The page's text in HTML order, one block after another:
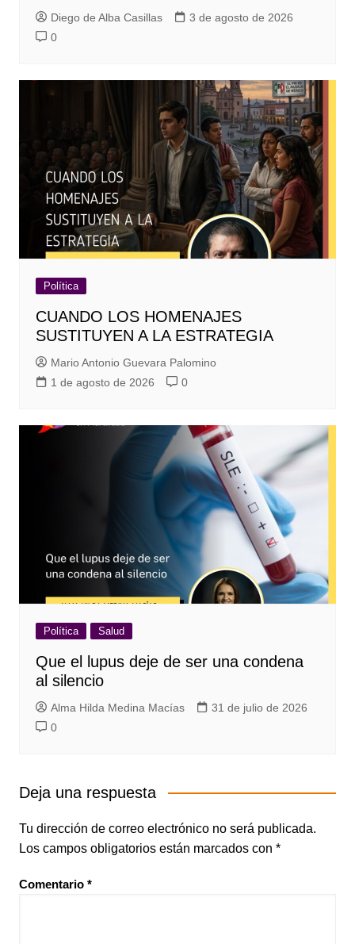
Diego de Alba Casillas
3 de agosto de 2026
0
Política
CUANDO LOS HOMENAJES
SUSTITUYEN A LA ESTRATEGIA
Mario Antonio Guevara Palomino
1 de agosto de 2026
0
Política Salud
Que el lupus deje de ser una condena
al silencio
Alma Hilda Medina Macías
31 de julio de 2026
0
Deja una respuesta
Tu dirección de correo electrónico no será publicada.
Los campos obligatorios están marcados con *
Comentario *